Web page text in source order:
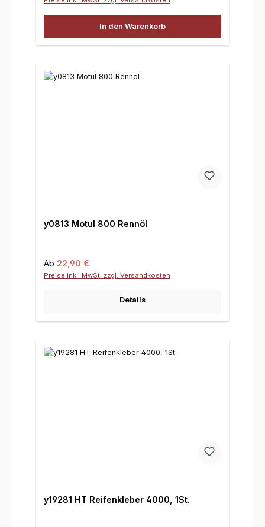
In den Warenkorb
y0813 Motul 800 Rennöl
Regulärer Preis:
Ab 22,90 €
Preise inkl. MwSt. zzgl. Versandkosten
Details
y19281 HT Reifenkleber 4000, 1St.